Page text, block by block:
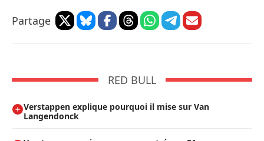
Partage
RED BULL
Verstappen explique pourquoi il mise sur Van
Langendonck